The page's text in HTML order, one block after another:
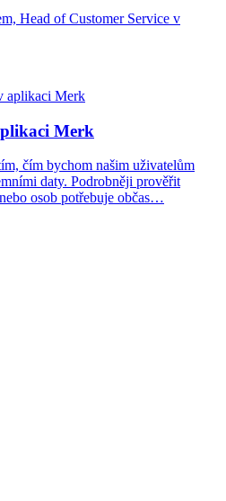
Head of Customer Service v
Merk
čím bychom našim uživatelům
daty. Podrobněji prověřit
osob potřebuje občas…